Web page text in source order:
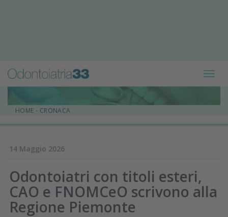
HOME - CRONACA
14 Maggio 2026
Odontoiatri con titoli esteri,
CAO e FNOMCeO scrivono alla
Regione Piemonte